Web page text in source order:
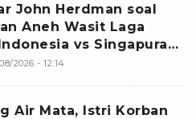
John Herdman soal
Aneh Wasit Laga
vs Singapura
2026: Percuma
2026 - 12:14
Air Mata, Istri Korban